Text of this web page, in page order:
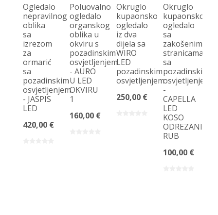
Ogledalo
nepravilnog
oblika
sa
izrezom
za
ormarić
sa
pozadinskim
osvjetljenjem
- JASPIS
LED
420,00 €
Poluovalno
ogledalo
organskog
oblika u
okviru s
pozadinskim
osvjetljenjem
- AURO
U LED
OKVIRU
1
160,00 €
Okruglo
kupaonsko
ogledalo
iz dva
dijela sa
WIRO
LED
pozadinskim
osvjetljenjem
250,00 €
Okruglo
kupaonsko
ogledalo
sa
zakošenim
stranicama
sa
pozadinskim
osvjetljenjem
-
CAPELLA
LED
KOSO
ODREZANI
RUB
100,00 €